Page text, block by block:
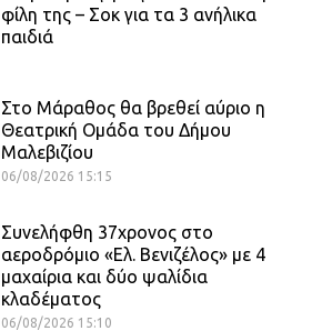
φίλη της – Σοκ για τα 3 ανήλικα
παιδιά
Στο Μάραθος θα βρεθεί αύριο η
Θεατρική Ομάδα του Δήμου
Μαλεβιζίου
06/08/2026 15:15
Συνελήφθη 37χρονος στο
αεροδρόμιο «Ελ. Βενιζέλος» με 4
μαχαίρια και δύο ψαλίδια
κλαδέματος
06/08/2026 15:10